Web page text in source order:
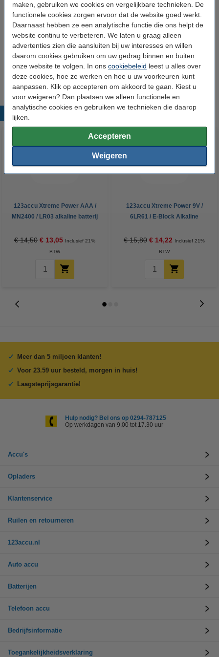
maken, gebruiken we cookies en vergelijkbare technieken. De
functionele cookies zorgen ervoor dat de website goed werkt.
Daarnaast hebben ze een analytische functie die ons helpt de
website continu te verbeteren. We laten u graag alleen
advertenties zien die aansluiten bij uw interesses en willen
daarom cookies gebruiken om uw gedrag binnen en buiten
onze website te volgen. In ons cookiebeleid leest u alles over
deze cookies, hoe ze werken en hoe u uw voorkeuren kunt
aanpassen. Klik op accepteren om akkoord te gaan. Kiest u
voor weigeren? Dan plaatsen we alleen functionele en
analytische cookies en gebruiken we technieken die daarop
lijken.
Accepteren
Weigeren
Shimano Steps BT-E8016 🔋Accu Zwart
Bekijk de specificaties en beschrijving
Direct leverbaar
€ 799,00 Bestellen
Populaire producten
123accu Xtreme Power AAA /
MN2400 / LR03 alkaline batterij
€ 14,50 € 13,05 Inclusief 21%
BTW
123accu Xtreme Power 9V /
6LR61 / E-Block Alkaline
€ 15,80 € 14,22 Inclusief 21%
BTW
Meer dan 5 miljoen klanten!
Voor 23.59 uur besteld, morgen in huis!
Laagsteprijsgarantie!
Hulp nodig? Bel ons op 0294-787125
Op werkdagen van 9.00 tot 17.30 uur
Accu's
Opladers
Klantenservice
Ruilen en retourneren
123accu.nl
Auto accu
Batterijen
Telefoon accu
Bedrijfsinformatie
Toegankelijkheidsverklaring